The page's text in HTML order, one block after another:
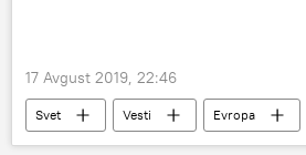
17 Avgust 2019, 22:46
Svet Vesti Evropa